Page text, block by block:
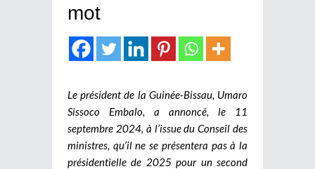
mot
Le président de la Guinée-Bissau, Umaro
Sissoco Embalo, a annoncé, le 11
septembre 2024, à l’issue du Conseil des
ministres, qu’il ne se présentera pas à la
présidentielle de 2025 pour un second